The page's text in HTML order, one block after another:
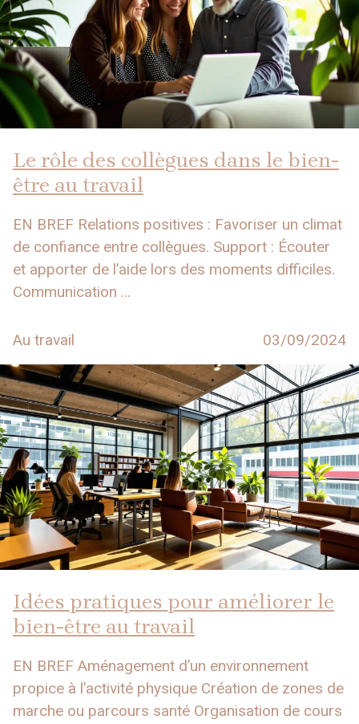
Le rôle des collègues dans le bien-
être au travail
EN BREF Relations positives : Favoriser un climat
de confiance entre collègues. Support : Écouter
et apporter de l’aide lors des moments difficiles.
Communication …
Au travail 03/09/2024
Idées pratiques pour améliorer le
bien-être au travail
EN BREF Aménagement d’un environnement
propice à l’activité physique Création de zones de
marche ou parcours santé Organisation de cours